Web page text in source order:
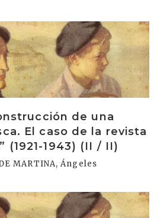
de una
El caso de la revista
(1921-1943) (II / II)
MARTINA, Ángeles